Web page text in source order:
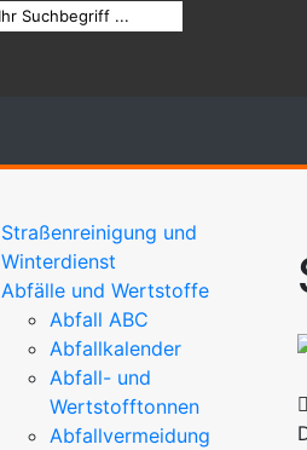
Straßenreinigung und
Winterdienst
Abfälle und Wertstoffe
Abfall ABC
Abfallkalender
Abfall- und
Wertstofftonnen
Abfallvermeidung